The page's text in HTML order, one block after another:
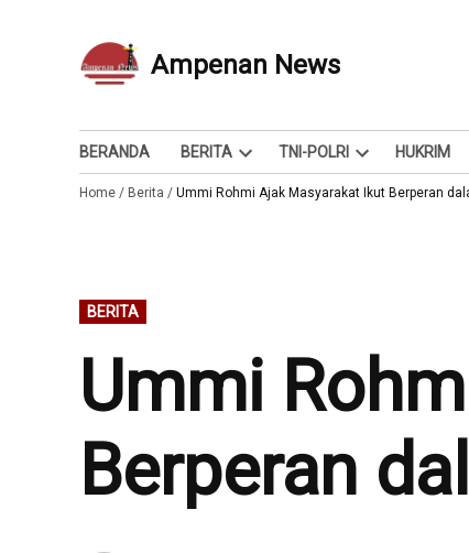
Ampenan News
Berita dan Info
BERANDA BERITA
Open
dropdown
TNI-POLRI
Open
dropdown
HUKRIM
Home / Berita / Ummi Rohmi Ajak Masyarakat Ikut Berperan
POSTED
IN
BERITA
Ummi
Berperan